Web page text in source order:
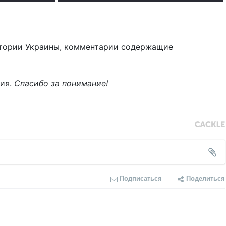
Украины, комментарии содержащие
Спасибо за понимание!
Подписаться Поделиться